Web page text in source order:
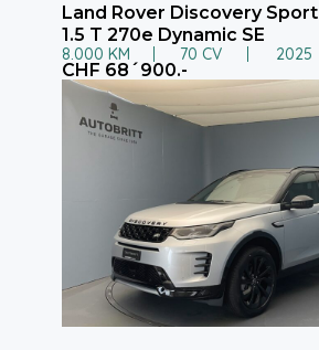
Land Rover Discovery Sport
1.5 T 270e Dynamic SE
8.000 KM 70 CV 2025
CHF 68´900.-